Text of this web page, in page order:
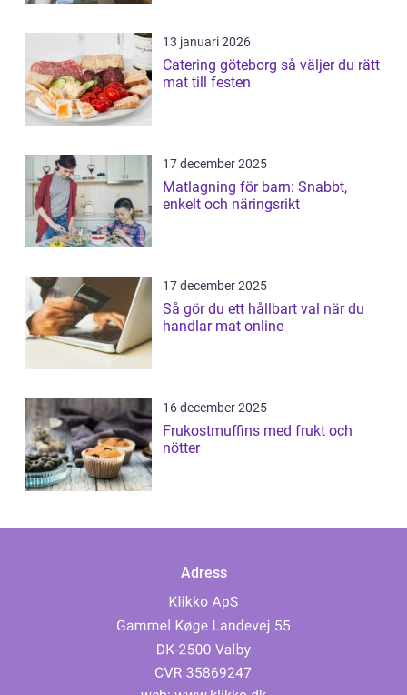
13 januari 2026
Catering göteborg så väljer du rätt
mat till festen
17 december 2025
Matlagning för barn: Snabbt,
enkelt och näringsrikt
17 december 2025
Så gör du ett hållbart val när du
handlar mat online
16 december 2025
Frukostmuffins med frukt och
nötter
Adress